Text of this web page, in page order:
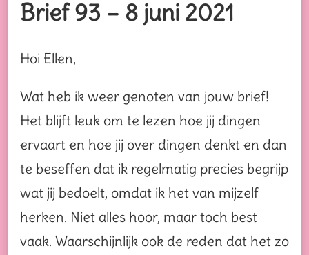
Brief 93 – 8 juni 2021
Hoi Ellen,
Wat heb ik weer genoten van jouw brief!
Het blijft leuk om te lezen hoe jij dingen
ervaart en hoe jij over dingen denkt en dan
te beseffen dat ik regelmatig precies begrijp
wat jij bedoelt, omdat ik het van mijzelf
herken. Niet alles hoor, maar toch best
vaak. Waarschijnlijk ook de reden dat het zo